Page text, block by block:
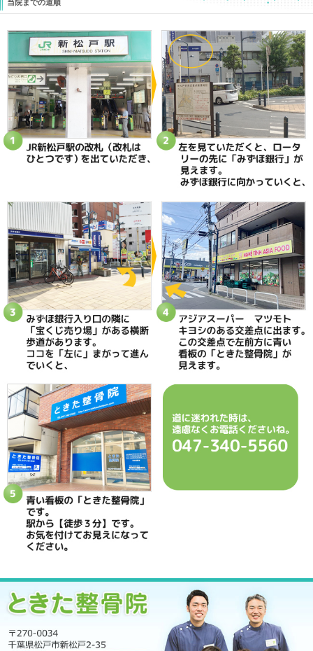
問い合わせです。
当院へのアクセス情報
ときた整骨院
所在地
〒270-0034 千葉県松戸市新松戸2-35
電話番号
047-340-5560
駐車場
駐車場はありません
予約
完全予約制 お電話にて受付致します
休診日
日曜・祝日
院長
鴇田 晶